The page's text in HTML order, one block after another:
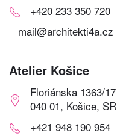
+420 233 350 720
mail@architekti4a.cz
Atelier Košice
Floriánska 1363/17
040 01, Košice, SR
+421 948 190 954